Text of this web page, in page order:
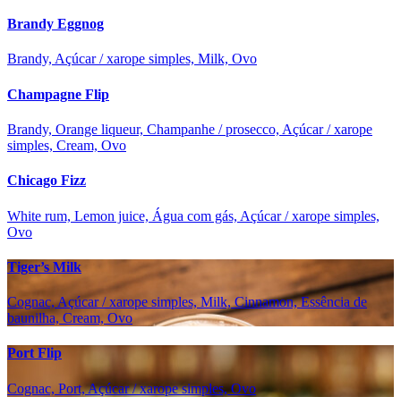
Brandy Eggnog
Brandy, Açúcar / xarope simples, Milk, Ovo
Champagne Flip
Brandy, Orange liqueur, Champanhe / prosecco, Açúcar / xarope
simples, Cream, Ovo
Chicago Fizz
White rum, Lemon juice, Água com gás, Açúcar / xarope simples,
Ovo
Tiger’s Milk
Cognac, Açúcar / xarope simples, Milk, Cinnamon, Essência de
baunilha, Cream, Ovo
Port Flip
Cognac, Port, Açúcar / xarope simples, Ovo